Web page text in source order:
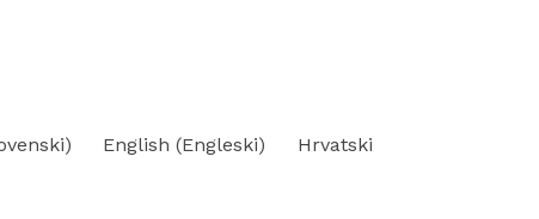
) English (Engleski) Hrvatski